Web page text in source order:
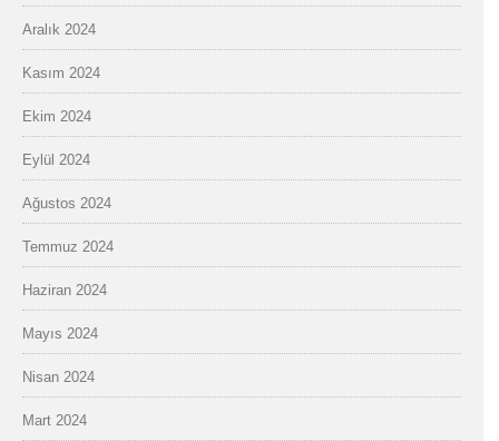
Aralık 2024
Kasım 2024
Ekim 2024
Eylül 2024
Ağustos 2024
Temmuz 2024
Haziran 2024
Mayıs 2024
Nisan 2024
Mart 2024